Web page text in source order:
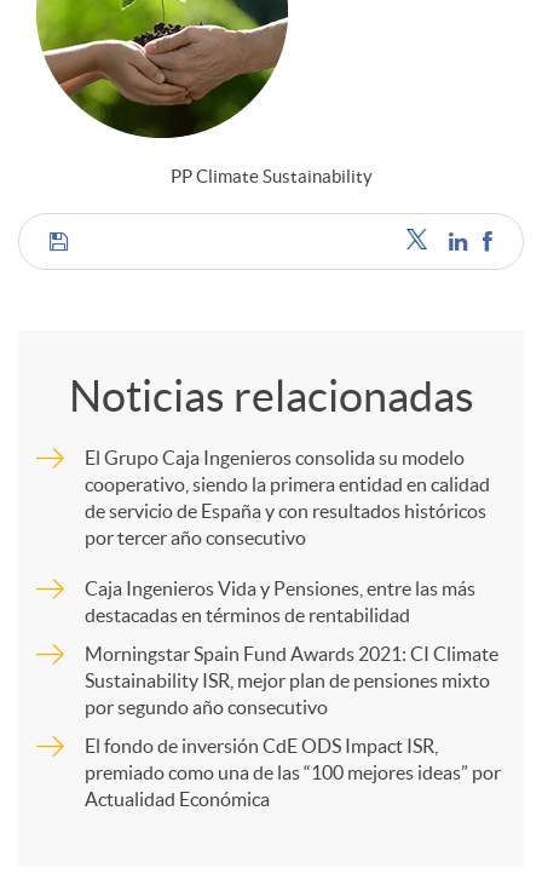
PP Climate Sustainability
C
m
a
r
t
Noticias relacionadas
El Grupo Caja Ingenieros consolida su modelo
cooperativo, siendo la primera entidad en calidad
de servicio de España y con resultados históricos
por tercer año consecutivo
Caja Ingenieros Vida y Pensiones, entre las más
destacadas en términos de rentabilidad
Morningstar Spain Fund Awards 2021: CI Climate
Sustainability ISR, mejor plan de pensiones mixto
por segundo año consecutivo
El fondo de inversión CdE ODS Impact ISR,
premiado como una de las “100 mejores ideas” por
Actualidad Económica